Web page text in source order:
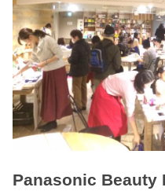
Panasonic Beauty